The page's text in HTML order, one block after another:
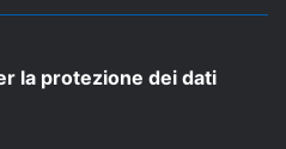
la protezione dei dati